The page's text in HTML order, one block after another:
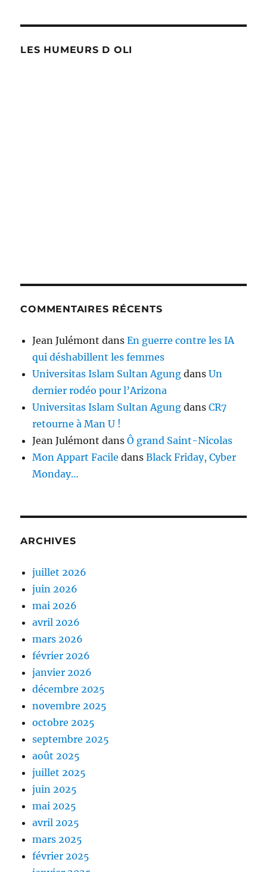
LES HUMEURS D OLI
COMMENTAIRES RÉCENTS
Jean Julémont dansEn guerre contre les IA
qui déshabillent les femmes
Universitas Islam Sultan Agung dansUn
dernier rodéo pour l’Arizona
Universitas Islam Sultan Agung dansCR7
retourne à Man U !
Jean Julémont dansÔ grand Saint-Nicolas
Mon Appart Facile dansBlack Friday, Cyber
Monday…
ARCHIVES
juillet 2026
juin 2026
mai 2026
avril 2026
mars 2026
février 2026
janvier 2026
décembre 2025
novembre 2025
octobre 2025
septembre 2025
août 2025
juillet 2025
juin 2025
mai 2025
avril 2025
mars 2025
février 2025